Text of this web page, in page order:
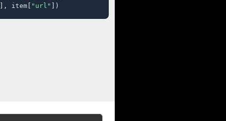
], item[ "url" ])